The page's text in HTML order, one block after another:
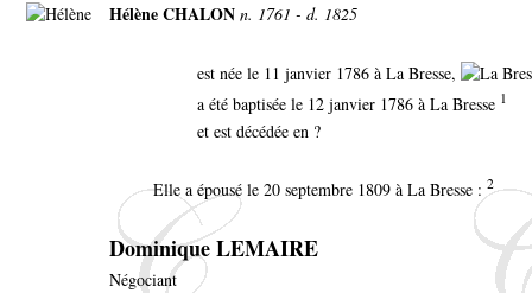
Hélène CHALON n. 1761 - d. 1825
est née le 11 janvier 1786 à La Bresse,
a été baptisée le 12 janvier 1786 à La Bresse 1
et est décédée en ?
Elle a épousé le 20 septembre 1809 à La Bresse : 2
Dominique LEMAIRE
Négociant